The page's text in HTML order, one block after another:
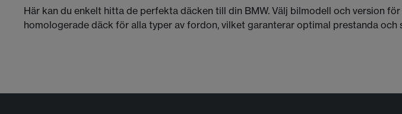
Här kan du enkelt hitta de perfekta däcken till din BMW. Välj bilmodell och version
homologerade däck för alla typer av fordon, vilket garanterar optimal prestanda och